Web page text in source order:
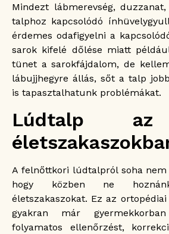
Mindezt lábmerevség,
talphoz kapcsolódó
érdemes odafigyelni a
sarok kifelé dőlése miatt
tünet a sarokfájdalom, de
lábujjhegyre állás, sőt a talp
is tapasztalhatunk problémákat.
Lúdtalp az
A felnőttkori lúdtalpról soha
hogy közben ne
életszakaszokat. Ez az
gyakran már
folyamatos ellenőrzést,